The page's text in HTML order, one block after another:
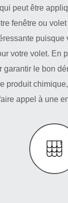
peut être
fenêtre ou
votre volet. En
le bon
produit
appel à une